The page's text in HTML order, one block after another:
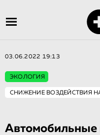
03.06.2022 19:13
ЭКОЛОГИЯ
СНИЖЕНИЕ ВОЗДЕЙСТВИЯ